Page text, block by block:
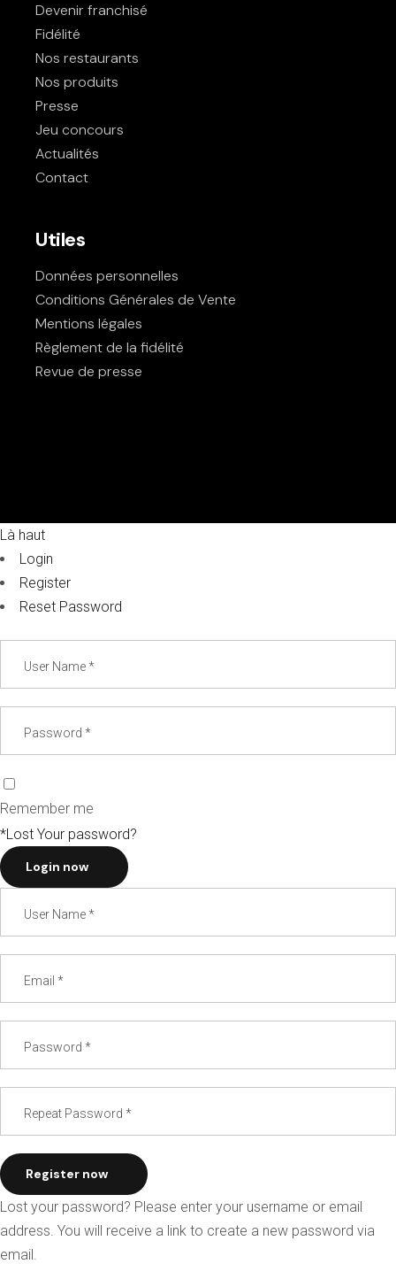
Devenir franchisé
Fidélité
Nos restaurants
Nos produits
Presse
Jeu concours
Actualités
Contact
Utiles
Données personnelles
Conditions Générales de Vente
Mentions légales
Règlement de la fidélité
Revue de presse
Là haut
Login
Register
Reset Password
Remember me
*Lost Your password?
Login now
Register now
Lost your password? Please enter your username or email
address. You will receive a link to create a new password via
email.